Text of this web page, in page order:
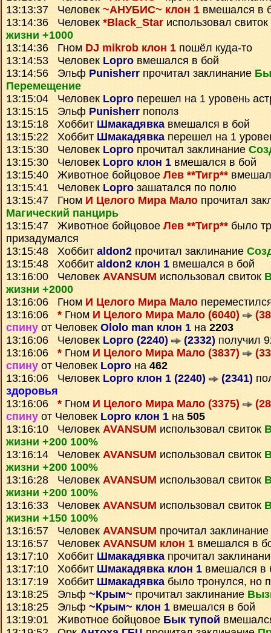
13:13:37 Человек ~АНУБИС~ клон 1 вмешался в
13:14:36 Человек *Black_Star использовал свиток
жизни +1000
13:14:36 Гном DJ mikrob клон 1 пошёл куда-то
13:14:53 Человек Lopro вмешался в бой
13:14:56 Эльф Punisherr прочитал заклинание
Перемещение
13:15:04 Человек Lopro перешел на 1 уровень
13:15:15 Эльф Punisherr пополз
13:15:18 Хоббит Шмакадявкавмешался в бой
13:15:22 Хоббит Шмакадявкаперешел на 1
13:15:30 Человек Lopro прочитал заклинание
13:15:30 Человек Lopro клон 1 вмешался в бой
13:15:40 Животное бойцовое Лев **Тигр**
13:15:41 Человек Lopro зашатался по полю
13:15:47 Гном И Целого Мира Мало прочитал
Магический панцирь
13:15:47 Животное бойцовое Лев **Тигр** было
призадумался
13:15:48 Хоббит aldon2 прочитал заклинание
13:15:48 Хоббит aldon2 клон 1 вмешался в бой
13:16:00 Человек AVANSUM использовал свиток
жизни +2000
13:16:06 Гном И Целого Мира Мало
13:16:06 * Гном И Целого Мира Мало (6040)
спину от Человек Ololo man клон 1 на 2203
13:16:06 Человек Lopro (2240) (2332) получил
13:16:06 * Гном И Целого Мира Мало (3837)
спину от Человек Lopro на 462
13:16:06 Человек Lopro клон 1 (2240) (2341)
здоровья
13:16:06 * Гном И Целого Мира Мало (3375)
спину от Человек Lopro клон 1 на 505
13:16:10 Человек AVANSUM использовал свиток
жизни +200 100%
13:16:14 Человек AVANSUM использовал свиток
жизни +200 100%
13:16:28 Человек AVANSUM использовал свиток
жизни +200 100%
13:16:33 Человек AVANSUM использовал свиток
жизни +150 100%
13:16:57 Человек AVANSUM прочитал заклинание
13:16:57 Человек AVANSUM клон 1 вмешался в
13:17:10 Хоббит Шмакадявка прочитал
13:17:10 Хоббит Шмакадявка клон 1 вмешался в
13:17:19 Хоббит Шмакадявка было тронулся, но
13:18:25 Эльф ~Крым~ прочитал заклинание
13:18:25 Эльф ~Крым~ клон 1 вмешался в бой
13:19:01 Животное бойцовое Бык тупой